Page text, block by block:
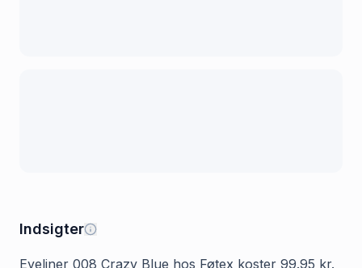
Indsigter
Eyeliner 008 Crazy Blue hos Føtex koster 99.95 kr.